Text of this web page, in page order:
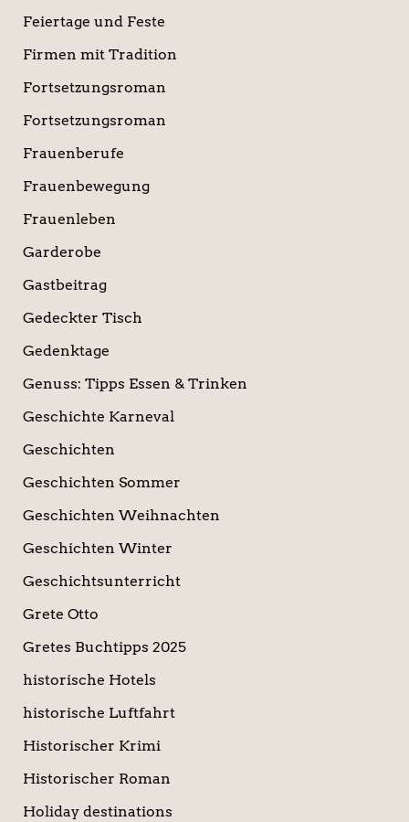
Feiertage und Feste
Firmen mit Tradition
Fortsetzungsroman
Fortsetzungsroman
Frauenberufe
Frauenbewegung
Frauenleben
Garderobe
Gastbeitrag
Gedeckter Tisch
Gedenktage
Genuss: Tipps Essen & Trinken
Geschichte Karneval
Geschichten
Geschichten Sommer
Geschichten Weihnachten
Geschichten Winter
Geschichtsunterricht
Grete Otto
Gretes Buchtipps 2025
historische Hotels
historische Luftfahrt
Historischer Krimi
Historischer Roman
Holiday destinations